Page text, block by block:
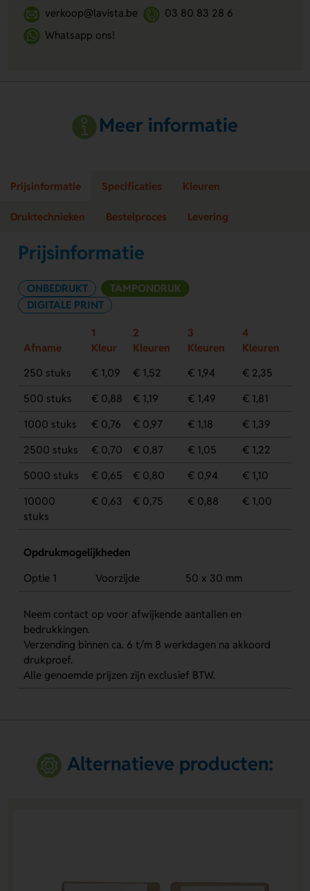
verkoop@lavista.be
03 80 83 28 6
Whatsapp ons!
Meer informatie
Prijsinformatie Specificaties Kleuren
Druktechnieken Bestelproces Levering
Prijsinformatie
ONBEDRUKT
TAMPONDRUK
DIGITALE PRINT
Afname
1
Kleur
2
Kleuren
3
Kleuren
4
Kleuren
250 stuks
€ 1,09 € 1,52 € 1,94
€ 2,35
500 stuks
€ 0,88 € 1,19 € 1,49
€ 1,81
1000 stuks
€ 0,76 € 0,97 € 1,18
€ 1,39
2500 stuks
€ 0,70 € 0,87 € 1,05
€ 1,22
5000 stuks
€ 0,65 € 0,80 € 0,94
€ 1,10
10000
stuks
€ 0,63 € 0,75 € 0,88 € 1,00
Opdrukmogelijkheden
Optie 1
Voorzijde 50 x 30 mm
Neem contact op voor afwijkende aantallen en
bedrukkingen.
Verzending binnen ca. 6 t/m 8 werkdagen na akkoord
drukproef.
Alle genoemde prijzen zijn exclusief BTW.
Alternatieve producten: